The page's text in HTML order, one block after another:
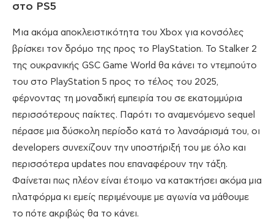
στο PS5
Μια ακόμα αποκλειστικότητα του Xbox για κονσόλες
βρίσκει τον δρόμο της προς το PlayStation. Το Stalker 2
της ουκρανικής GSC Game World θα κάνει το ντεμπούτο
του στο PlayStation 5 προς το τέλος του 2025,
φέρνοντας τη μοναδική εμπειρία του σε εκατομμύρια
περισσότερους παίκτες. Παρότι το αναμενόμενο sequel
πέρασε μια δύσκολη περίοδο κατά το λανσάρισμά του, οι
developers συνεχίζουν την υποστήριξή του με όλο και
περισσότερα updates που επαναφέρουν την τάξη.
Φαίνεται πως πλέον είναι έτοιμο να κατακτήσει ακόμα μια
πλατφόρμα κι εμείς περιμένουμε με αγωνία να μάθουμε
το πότε ακριβώς θα το κάνει.